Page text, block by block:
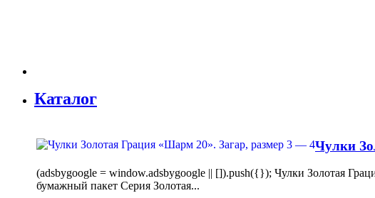
Каталог
Чулки
(adsbygoogle = window.adsbygoogle || []).push({}); Чулки Золотая
бумажный пакет Серия Золотая...